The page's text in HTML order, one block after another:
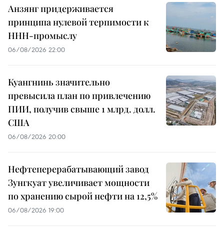
Анзянг придерживается
принципа нулевой терпимости к
ННН-промыслу
06/08/2026 22:00
Куангнинь значительно
превысила план по привлечению
ПИИ, получив свыше 1 млрд. долл.
США
06/08/2026 20:00
Нефтеперерабатывающий завод
Зунгкуат увеличивает мощности
по хранению сырой нефти на 12,5%
06/08/2026 19:00